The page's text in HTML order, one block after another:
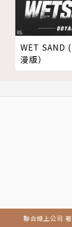
WET SAND
漫版）
聯合線上公司